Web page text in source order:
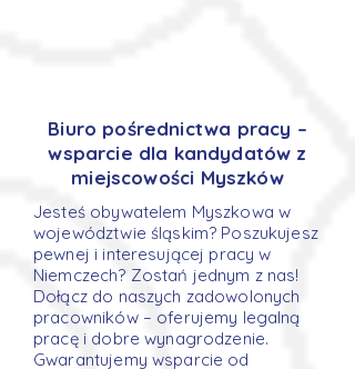
Biuro pośrednictwa pracy –
wsparcie dla kandydatów z
miejscowości Myszków
Jesteś obywatelem Myszkowa w
województwie śląskim? Poszukujesz
pewnej i interesującej pracy w
Niemczech? Zostań jednym z nas!
Dołącz do naszych zadowolonych
pracowników – oferujemy legalną
pracę i dobre wynagrodzenie.
Gwarantujemy wsparcie od